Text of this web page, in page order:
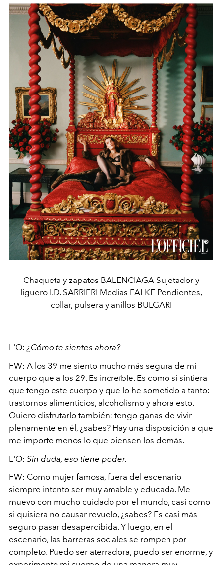
Chaqueta y zapatos BALENCIAGA Sujetador y
liguero I.D. SARRIERI Medias FALKE Pendientes,
collar, pulsera y anillos BULGARI
L'O: ¿Cómo te sientes ahora?
FW: A los 39 me siento mucho más segura de mi
cuerpo que a los 29. Es increíble. Es como si sintiera
que tengo este cuerpo y que lo he sometido a tanto:
trastornos alimenticios, alcoholismo y ahora esto.
Quiero disfrutarlo también; tengo ganas de vivir
plenamente en él, ¿sabes? Hay una disposición a que
me importe menos lo que piensen los demás.
L'O: Sin duda, eso tiene poder.
FW: Como mujer famosa, fuera del escenario
siempre intento ser muy amable y educada. Me
muevo con mucho cuidado por el mundo, casi como
si quisiera no causar revuelo, ¿sabes? Es casi más
seguro pasar desapercibida. Y luego, en el
escenario, las barreras sociales se rompen por
completo. Puedo ser aterradora, puedo ser enorme, y